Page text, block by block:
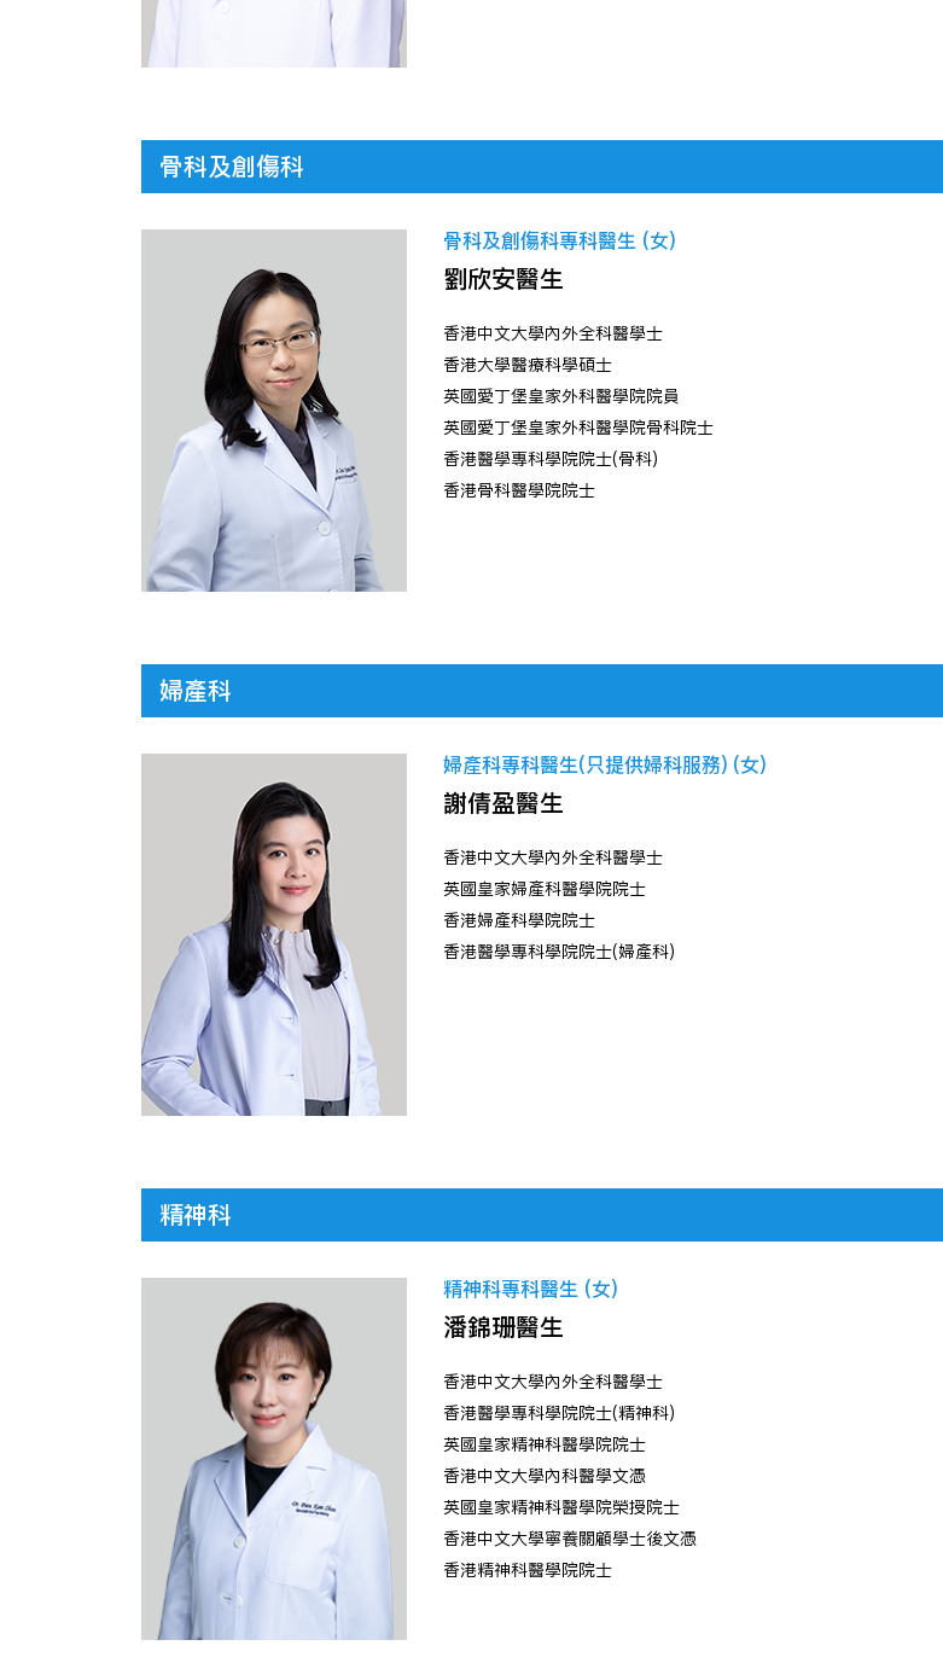
骨科及創傷科
骨科及創傷科專科醫生 (女)
劉欣安醫生
香港中文大學內外全科醫學士
香港大學醫療科學碩士
英國愛丁堡皇家外科醫學院院員
英國愛丁堡皇家外科醫學院骨科院士
香港醫學專科學院院士(骨科)
香港骨科醫學院院士
婦產科
婦產科專科醫生(只提供婦科服務) (女)
謝倩盈醫生
香港中文大學內外全科醫學士
英國皇家婦產科醫學院院士
香港婦產科學院院士
香港醫學專科學院院士(婦產科)
精神科
精神科專科醫生 (女)
潘錦珊醫生
香港中文大學內外全科醫學士 ​
香港醫學專科學院院士(精神科) ​
英國皇家精神科醫學院院士 ​
香港中文大學內科醫學文憑 ​
英國皇家精神科醫學院榮授院士 ​
香港中文大學寧養關顧學士後文憑​
香港精神科醫學院院士